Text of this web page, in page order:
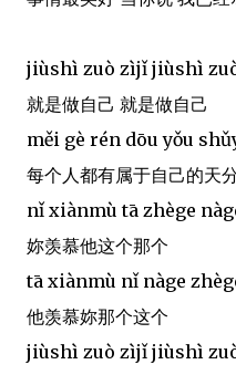
jiùshì zuò zìjǐ jiùshì
就是做自己 就是做自己
měi gè rén dōu yǒu
每个人都有属于自己的天
nǐ xiànmù tā zhège
妳羡慕他这个那个
tā xiànmù nǐ nàge
他羡慕妳那个这个
jiùshì zuò zìjǐ jiùshì